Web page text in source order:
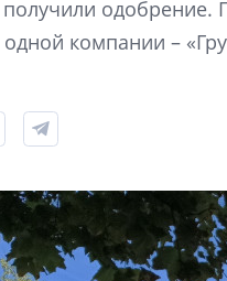
одобрение.
компании –